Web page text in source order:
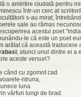
o amintire ciudată pentru
într-un cerc al
s-au mirat,
sale au rămas
acestui poet
le că este un poet
arătat că această traducere
; atunci unul dintre ei a
aceste versuri?
când cu zgomot cad
ntruna,
luna
vârfuri lungi de brad.